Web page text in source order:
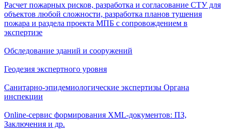
Расчет пожарных рисков, разработка и согласование СТУ для
объектов любой сложности, разработка планов тушения
пожара и раздела проекта МПБ с сопровождением в
экспертизе
Обследование зданий и сооружений
Геодезия экспертного уровня
Санитарно-эпидемиологические экспертизы Органа
инспекции
Online-сервис формирования XML-документов: ПЗ,
Заключения и др.